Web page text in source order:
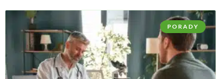
PORADY